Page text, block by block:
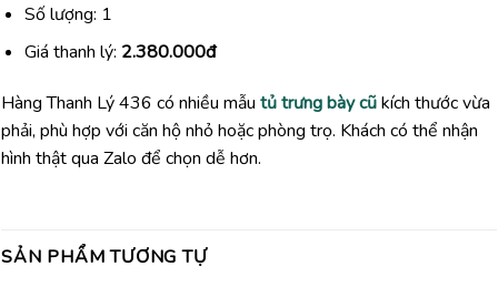
Số lượng: 1
Giá thanh lý: 2.380.000đ
Hàng Thanh Lý 436 có nhiều mẫu tủ trưng bày cũkích thước vừa
phải, phù hợp với căn hộ nhỏ hoặc phòng trọ. Khách có thể nhận
hình thật qua Zalo để chọn dễ hơn.
SẢN PHẨM TƯƠNG TỰ